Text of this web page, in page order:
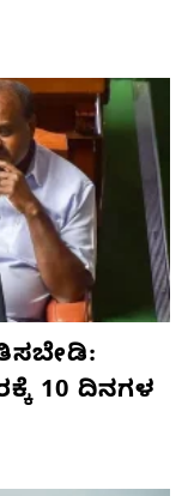
10 ದಿನಗಳ